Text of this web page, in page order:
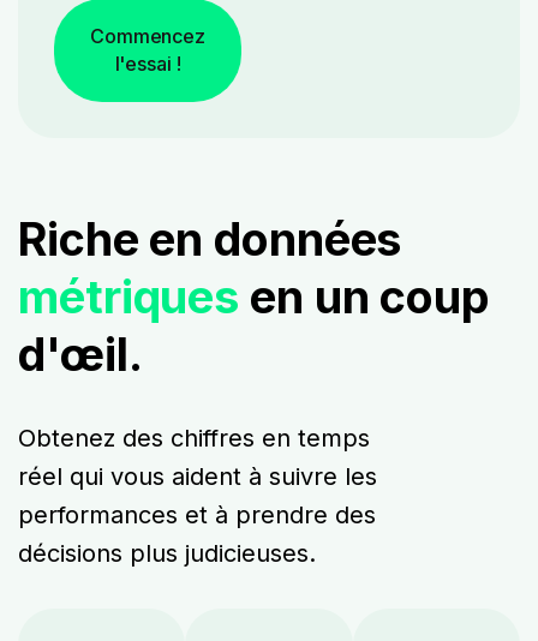
Commencez
l'essai !
Riche en données
métriques en un coup
d'œil.
Obtenez des chiffres en temps
réel qui vous aident à suivre les
performances et à prendre des
décisions plus judicieuses.